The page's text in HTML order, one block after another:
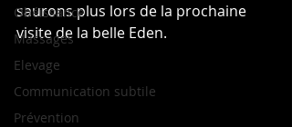
Obéissance
Massages
Elevage
Communication subtile
Prévention
saurons plus lors de la prochaine
visite de la belle Eden.